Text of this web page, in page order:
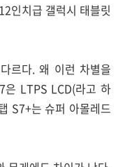
인치급 갤럭시 태블릿
르다.왜 이런 차별을
은 LTPS LCD(라고 하
S7+는 슈퍼 아몰레드